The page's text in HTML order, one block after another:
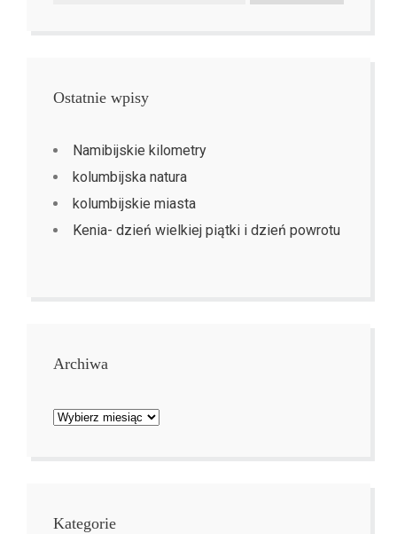
Ostatnie wpisy
Namibijskie kilometry
kolumbijska natura
kolumbijskie miasta
Kenia- dzień wielkiej piątki i dzień powrotu
Archiwa
Archiwa
Kategorie